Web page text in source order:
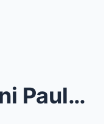
Tinulungan ba ni Paulo Avelino si Kim Chiu na Maka...